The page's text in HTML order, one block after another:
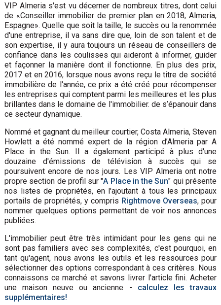
VIP Almeria s'est vu décerner de nombreux titres, dont celui
de «Conseiller immobilier de premier plan en 2018, Almeria,
Espagne». Quelle que soit la taille, le succès ou la renommée
d'une entreprise, il va sans dire que, loin de son talent et de
son expertise, il y aura toujours un réseau de conseillers de
confiance dans les coulisses qui aideront à informer, guider
et façonner la manière dont il fonctionne. En plus des prix,
2017 et en 2016, lorsque nous avons reçu le titre de société
immobilière de l'année, ce prix a été créé pour récompenser
les entreprises qui comptent parmi les meilleures et les plus
brillantes dans le domaine de l'immobilier. de s’épanouir dans
ce secteur dynamique.
Nommé et gagnant du meilleur courtier, Costa Almeria, Steven
Howlett a été nommé expert de la région d’Almeria par A
Place in the Sun. Il a également participé à plus d'une
douzaine d'émissions de télévision à succès qui se
poursuivent encore de nos jours. Les VIP Almeria ont notre
propre section de profil sur "A Place in the Sun" qui présente
nos listes de propriétés, en l'ajoutant à tous les principaux
portails de propriétés, y compris Rightmove Overseas, pour
nommer quelques options permettant de voir nos annonces
publiées.
L'immobilier peut être très intimidant pour les gens qui ne
sont pas familiers avec ses complexités, c'est pourquoi, en
tant qu'agent, nous avons les outils et les ressources pour
sélectionner des options correspondant à ces critères. Nous
connaissons ce marché et savons livrer l'article fini. Acheter
une maison neuve ou ancienne - calculez les travaux
supplémentaires!